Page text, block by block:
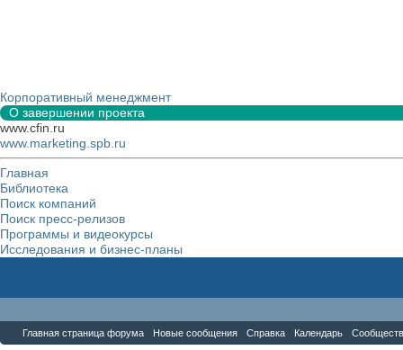
Корпоративный менеджмент
О завершении проекта
www.cfin.ru
www.marketing.spb.ru
Главная
Библиотека
Поиск компаний
Поиск пресс-релизов
Программы и видеокурсы
Исследования и бизнес-планы
Главная страница форума Новые сообщения Справка Календарь